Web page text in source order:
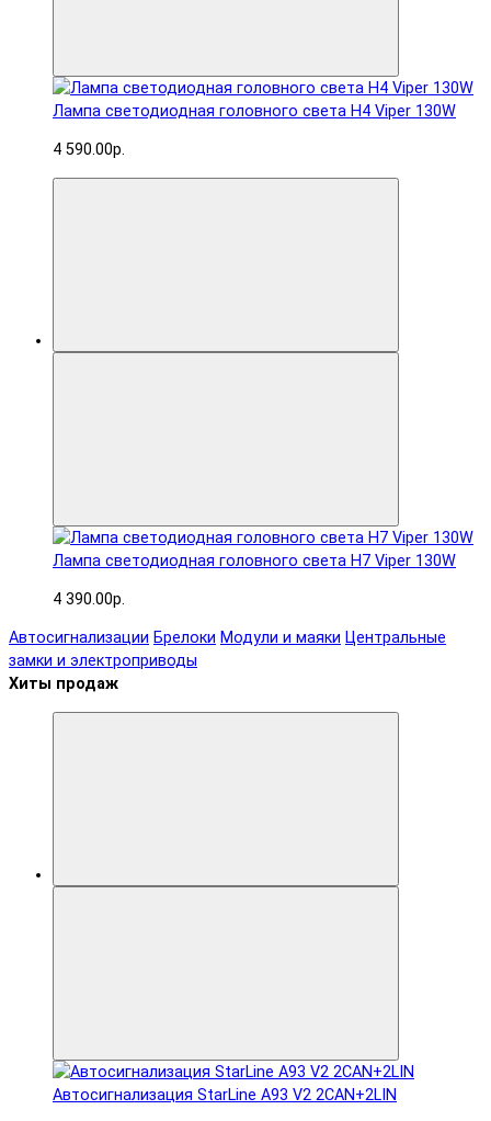
Лампа светодиодная головного света H4 Viper 130W
4 590.00р.
Лампа светодиодная головного света H7 Viper 130W
4 390.00р.
Автосигнализации Брелоки Модули и маяки Центральные
замки и электроприводы
Хиты продаж
Автосигнализация StarLine A93 V2 2CAN+2LIN